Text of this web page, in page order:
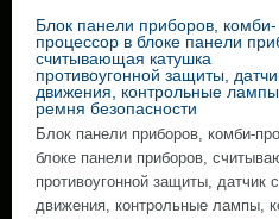
Блок панели приборов, комби-
процессор в блоке панели
считывающая катушка
противоугонной защиты,
движения, контрольные
ремня безопасности
Блок панели приборов, комби-
блоке панели приборов,
противоугонной защиты, датчик
движения, контрольные лампы,